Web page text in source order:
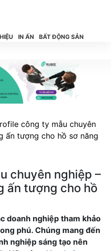
IN ẤN BẤT ĐỘNG SẢN
công ty mẫu chuyên
ấn tượng cho hồ sơ năng
chuyên nghiệp –
ấn tượng cho hồ
doanh nghiệp tham khảo
phú. Chúng mang đến
nghiệp sáng tạo nên